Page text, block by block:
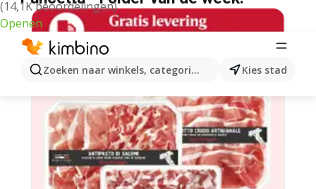
(14,1K beoordelingen)
Openen
Zoeken naar winkels, categorieën, producten...
Kies stad